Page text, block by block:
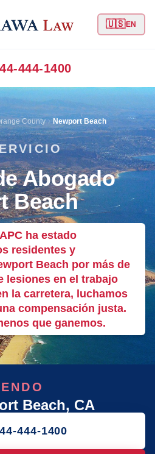
🇺🇸EN
444-1400
County Newport Beach
Abogado
Beach
ha estado
residentes y
Beach por más de
lesiones en el trabajo
la carretera, luchamos
compensación justa.
que ganemos.
Beach, CA
444-1400